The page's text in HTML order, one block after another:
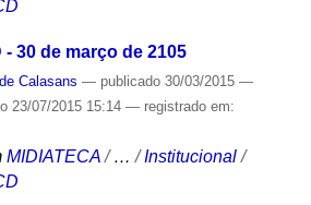
- 30 de março de 2105
Calasans — publicado30/03/2015 —
23/07/2015 15:14 — registrado em:
MIDIATECA /…/Institucional /